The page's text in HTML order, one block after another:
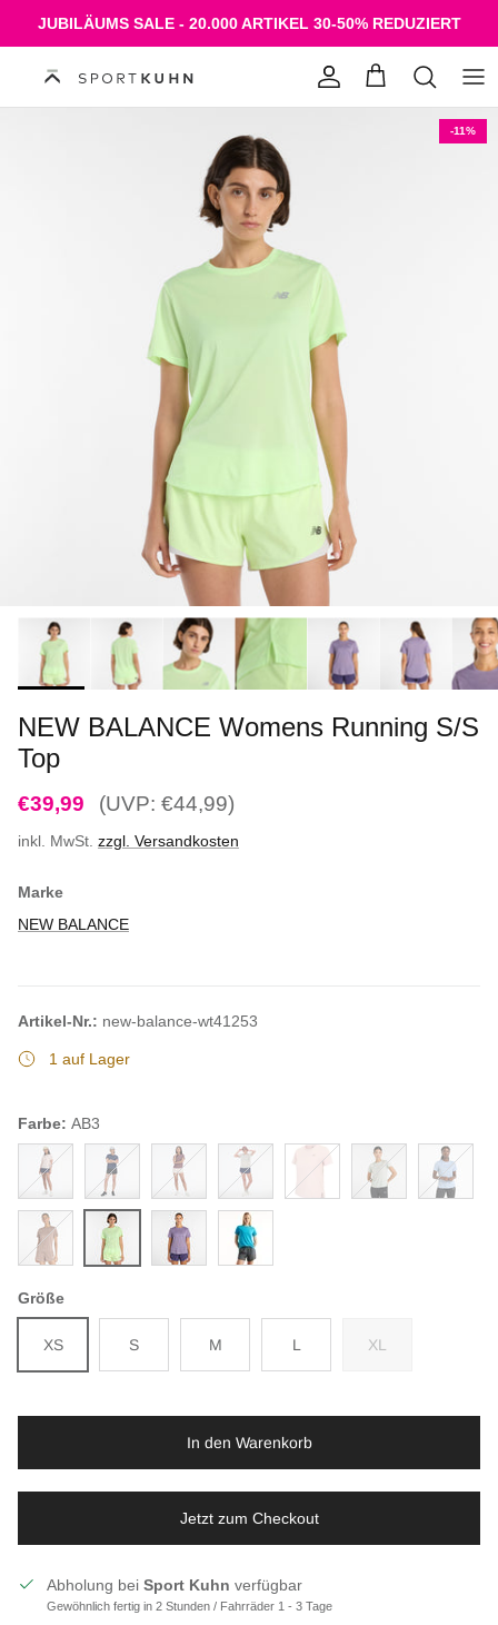
Direkt zum Inhalt
JUBILÄUMS SALE - 20.000 ARTIKEL 30-50% REDUZIERT
Konto Einkaufswagen
-11%
NEW BALANCE Womens Running S/S
Top
€39,99 (UVP: €44,99)
inkl. MwSt. zzgl. Versandkosten
Marke
NEW BALANCE
Artikel-Nr.: new-balance-wt41253
1 auf Lager
Farbe: AB3
QPH NNH LRC AHH
Größe
XS S M L XL
In den Warenkorb
Jetzt zum Checkout
Abholung bei Sport Kuhn verfügbar
Gewöhnlich fertig in 2 Stunden / Fahrräder 1 - 3 Tage